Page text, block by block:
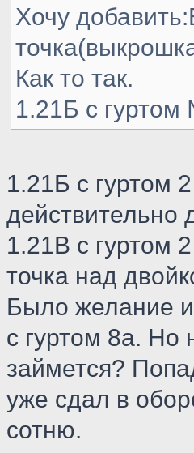
Хочу
Как то так.
1.21Б с
1.21Б с гуртом
1.21В с гуртом
точка над
Было желание
с гуртом 8а. Но
займется?
уже сдал в
сотню.